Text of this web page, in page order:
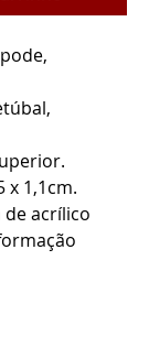
x 1,1cm.
de acrílico